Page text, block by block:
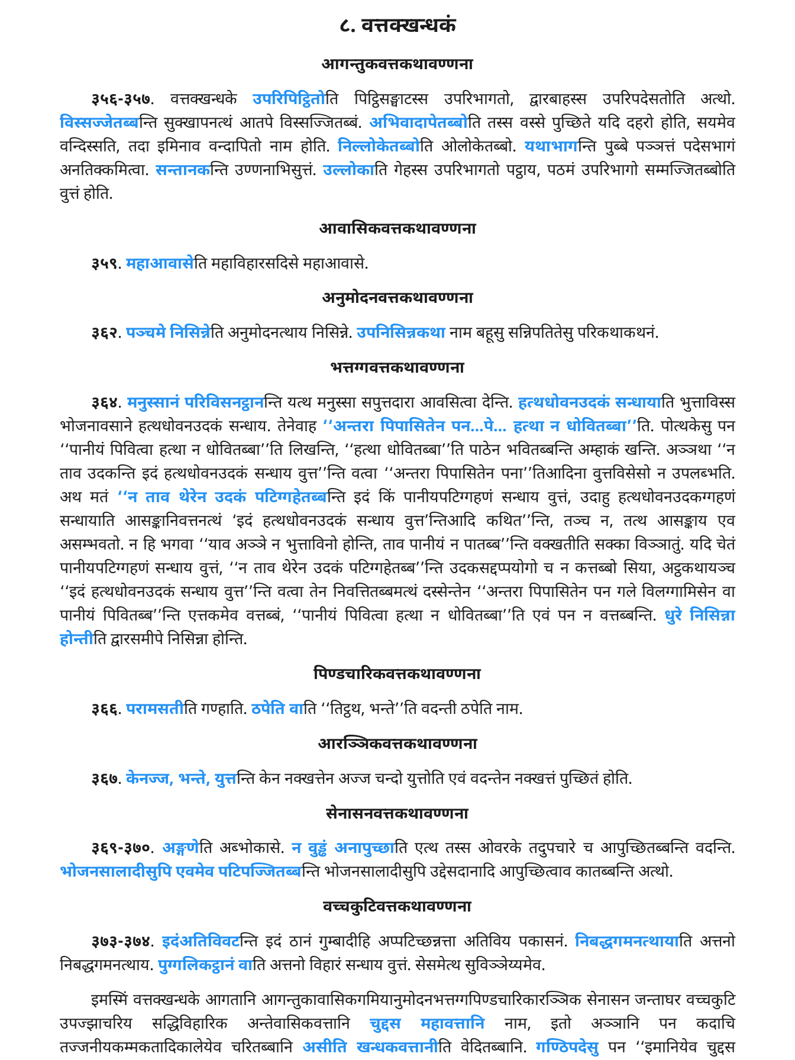
८. वत्तक्खन्धकं
आगन्तुकवत्तकथावण्णना
३५६-३५७. वत्तक्खन्धकेउपरिपिट्ठितोति पिट्ठिसङ्घाटस्स उपरिभागतो, द्वारबाहस्स उपरिपदेसतोति अत्थो.
विस्सज्जेतब्बन्ति सुक्खापनत्थं आतपे विस्सज्जितब्बं. अभिवादापेतब्बोति तस्स वस्से पुच्छिते यदि दहरो होति, सयमेव
वन्दिस्सति, तदा इमिनाव वन्दापितो नाम होति.निल्लोकेतब्बोति ओलोकेतब्बो. यथाभागन्ति पुब्बे पञ्ञत्तं पदेसभागं
अनतिक्कमित्वा. सन्तानकन्ति उण्णनाभिसुत्तं. उल्लोकाति गेहस्स उपरिभागतो पट्ठाय, पठमं उपरिभागो सम्मज्जितब्बोति
वुत्तं होति.
आवासिकवत्तकथावण्णना
३५९.महाआवासेति महाविहारसदिसे महाआवासे.
अनुमोदनवत्तकथावण्णना
३६२.पञ्चमे निसिन्नेति अनुमोदनत्थाय निसिन्ने.उपनिसिन्नकथानाम बहूसु सन्निपतितेसु परिकथाकथनं.
भत्तग्गवत्तकथावण्णना
३६४.मनुस्सानं परिविसनट्ठानन्ति यत्थ मनुस्सा सपुत्तदारा आवसित्वा देन्ति.हत्थधोवनउदकं सन्धायाति भुत्ताविस्स
भोजनावसाने हत्थधोवनउदकं सन्धाय. तेनेवाह ‘‘अन्तरा पिपासितेन पन…पे… हत्था न धोवितब्बा’’ति. पोत्थकेसु पन
‘‘पानीयं पिवित्वा हत्था न धोवितब्बा’’ति लिखन्ति, ‘‘हत्था धोवितब्बा’’ति पाठेन भवितब्बन्ति अम्हाकं खन्ति. अञ्ञथा ‘‘न
ताव उदकन्ति इदं हत्थधोवनउदकं सन्धाय वुत्त’’न्ति वत्वा ‘‘अन्तरा पिपासितेन पना’’तिआदिना वुत्तविसेसो न उपलब्भति.
अथ मतं ‘‘न ताव थेरेन उदकं पटिग्गहेतब्बन्ति इदं किं पानीयपटिग्गहणं सन्धाय वुत्तं, उदाहु हत्थधोवनउदकग्गहणं
सन्धायाति आसङ्कानिवत्तनत्थं ‘इदं हत्थधोवनउदकं सन्धायवुत्त’न्तिआदि कथित’’न्ति, तञ्च न, तत्थ आसङ्काय एव
असम्भवतो. न हि भगवा ‘‘याव अञ्ञे न भुत्ताविनो होन्ति, ताव पानीयं न पातब्ब’’न्ति वक्खतीति सक्का विञ्ञातुं. यदि चेतं
पानीयपटिग्गहणं सन्धाय वुत्तं, ‘‘न ताव थेरेन उदकं पटिग्गहेतब्ब’’न्ति उदकसद्दप्पयोगो च न कत्तब्बो सिया, अट्ठकथायञ्च
‘‘इदं हत्थधोवनउदकं सन्धाय वुत्त’’न्ति वत्वा तेन निवत्तितब्बमत्थं दस्सेन्तेन ‘‘अन्तरा पिपासितेन पन गले विलग्गामिसेन वा
पानीयं पिवितब्ब’’न्ति एत्तकमेव वत्तब्बं, ‘‘पानीयं पिवित्वा हत्था न धोवितब्बा’’ति एवं पन न वत्तब्बन्ति. धुरे निसिन्ना
होन्तीति द्वारसमीपे निसिन्ना होन्ति.
पिण्डचारिकवत्तकथावण्णना
३६६.परामसतीति गण्हाति.ठपेति वाति ‘‘तिट्ठथ, भन्ते’’ति वदन्ती ठपेति नाम.
आरञ्ञिकवत्तकथावण्णना
३६७.केनज्ज, भन्ते, युत्तन्ति केन नक्खत्तेन अज्ज चन्दो युत्तोति एवं वदन्तेन नक्खत्तं पुच्छितं होति.
सेनासनवत्तकथावण्णना
३६९-३७०. अङ्गणेति अब्भोकासे.न वुड्ढं अनापुच्छाति एत्थ तस्स ओवरके तदुपचारे च आपुच्छितब्बन्ति वदन्ति.
भोजनसालादीसुपि एवमेव पटिपज्जितब्बन्ति भोजनसालादीसुपि उद्देसदानादि आपुच्छित्वाव कातब्बन्ति अत्थो.
वच्चकुटिवत्तकथावण्णना
३७३-३७४.इदंअतिविवटन्ति इदं ठानं गुम्बादीहि अप्पटिच्छन्नत्ता अतिविय पकासनं.निबद्धगमनत्थायाति अत्तनो
निबद्धगमनत्थाय. पुग्गलिकट्ठानं वाति अत्तनो विहारं सन्धाय वुत्तं. सेसमेत्थ सुविञ्ञेय्यमेव.
इमस्मिंवत्तक्खन्धके आगतानि आगन्तुकावासिकगमियानुमोदनभत्तग्गपिण्डचारिकारञ्ञिक सेनासन जन्ताघर वच्चकुटि
उपज्झाचरिय सद्धिविहारिक अन्तेवासिकवत्तानिचुद्दस महावत्तानिनाम, इतो अञ्ञानि पन कदाचि
तज्जनीयकम्मकतादिकालेयेव चरितब्बानि असीति खन्धकवत्तानीति वेदितब्बानि.गण्ठिपदेसुपन ‘‘इमानियेव चुद्दस